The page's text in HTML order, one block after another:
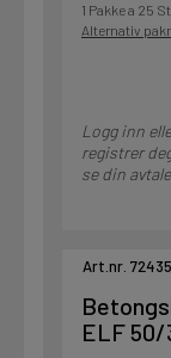
1 Pakke a 25
Alternativ
Logg inn
registrer
se din
Art.nr.
ELF